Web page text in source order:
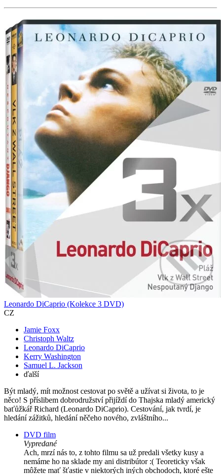
Leonardo DiCaprio (Kolekce 3 DVD)
CZ
Jamie Foxx
Christoph Waltz
Leonardo DiCaprio
Kerry Washington
Samuel L. Jackson
ďalší
Být mladý, mít možnost cestovat po světě a užívat si života, to je
něco! S příslibem dobrodružství přijíždí do Thajska mladý americký
baťůžkář Richard (Leonardo DiCaprio). Cestování, jak tvrdí, je
hledání zážitků, hledání něčeho nového, zvláštního...
DVD film
Vypredané
Ach, mrzí nás to, z tohto filmu sa už predali všetky kusy a
nemáme ho na sklade my ani distribútor :( Teoreticky však
môžete mať šťastie v niektorých iných obchodoch, ktoré ešte